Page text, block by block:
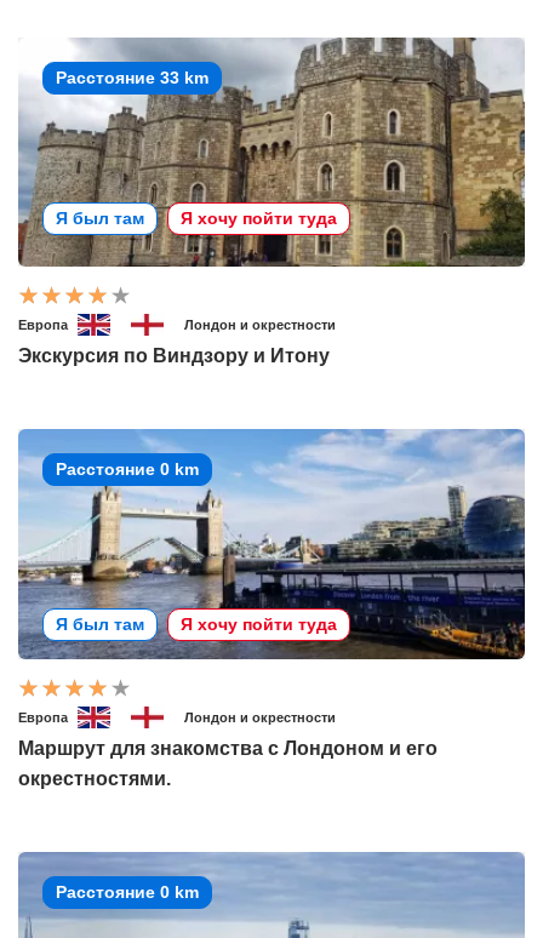
Расстояние 33 km
Я был там Я хочу пойти туда
Европа Лондон и окрестности
Экскурсия по Виндзору и Итону
Расстояние 0 km
Я был там Я хочу пойти туда
Европа Лондон и окрестности
Маршрут для знакомства с Лондоном и его
окрестностями.
Расстояние 0 km